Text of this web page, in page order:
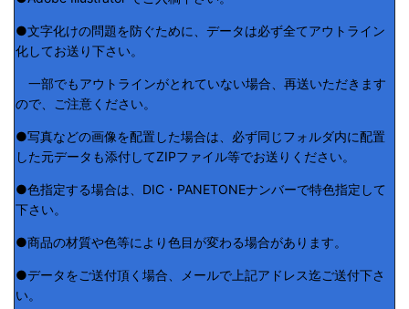
●文字化けの問題を防ぐために、データは必ず全てアウトライン
化してお送り下さい。
一部でもアウトラインがとれていない場合、再送いただきます
ので、ご注意ください。
●写真などの画像を配置した場合は、必ず同じフォルダ内に配置
した元データも添付してZIPファイル等でお送りください。
●色指定する場合は、DIC・PANETONEナンバーで特色指定して
下さい。
●商品の材質や色等により色目が変わる場合があります。
●データをご送付頂く場合、メールで上記アドレス迄ご送付下さ
い。